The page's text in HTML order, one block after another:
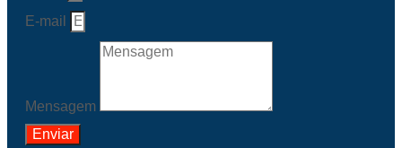
E-mail
Mensagem
Enviar